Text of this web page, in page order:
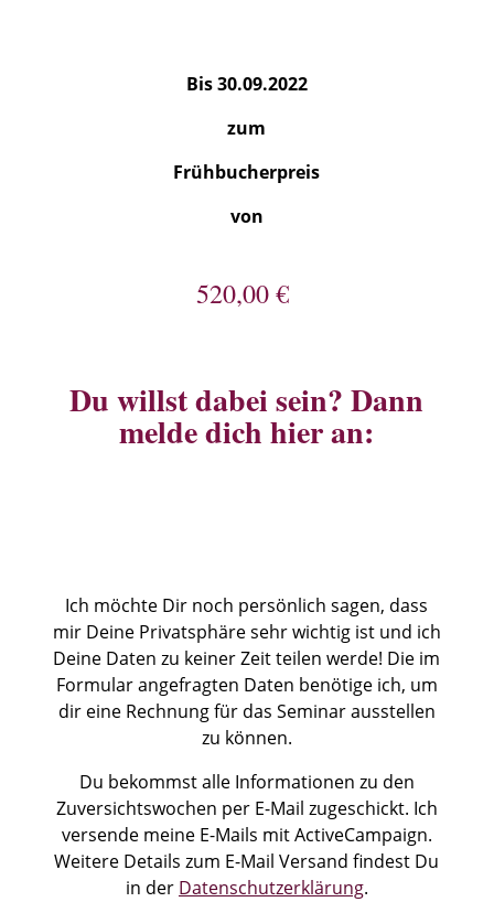
Bis 30.09.2022
zum
Frühbucherpreis
von
520,00 €
Du willst dabei sein? Dann
melde dich hier an:
Ich möchte Dir noch persönlich sagen, dass
mir Deine Privatsphäre sehr wichtig ist und ich
Deine Daten zu keiner Zeit teilen werde! Die im
Formular angefragten Daten benötige ich, um
dir eine Rechnung für das Seminar ausstellen
zu können.
Du bekommst alle Informationen zu den
Zuversichtswochen per E-Mail zugeschickt. Ich
versende meine E-Mails mit ActiveCampaign.
Weitere Details zum E-Mail Versand findest Du
in der Datenschutzerklärung.